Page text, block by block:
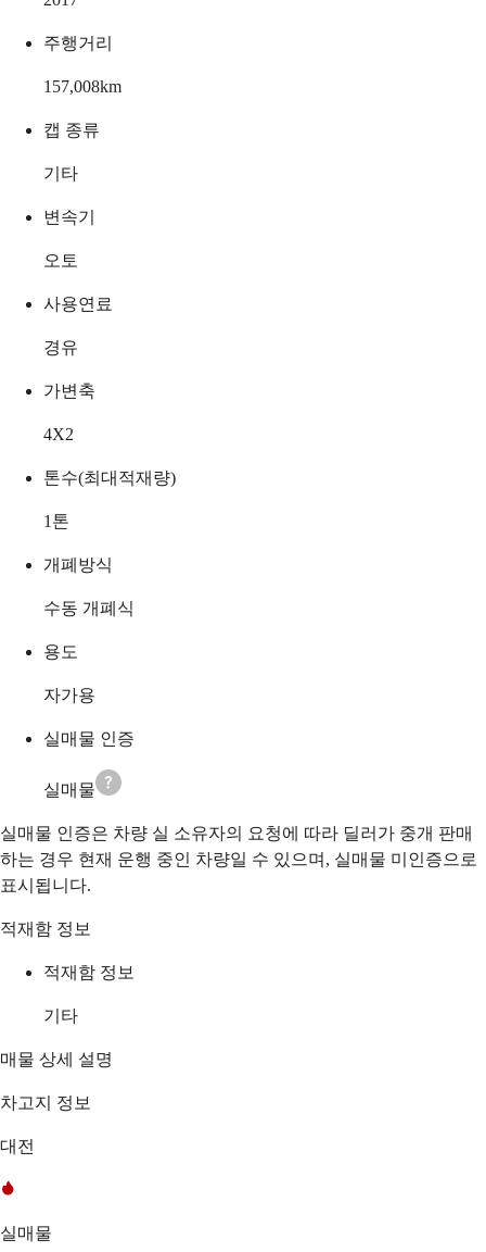
주행거리
157,008km
캡 종류
기타
변속기
오토
사용연료
경유
가변축
4X2
톤수(최대적재량)
1 톤
개폐방식
수동 개폐식
용도
자가용
실매물 인증
실매물
실매물 인증은 차량 실 소유자의 요청에 따라 딜러가 중개 판매
하는 경우 현재 운행 중인 차량일 수 있으며, 실매물 미인증으로
표시됩니다.
적재함 정보
적재함 정보
기타
매물 상세 설명
차고지 정보
대전
실매물